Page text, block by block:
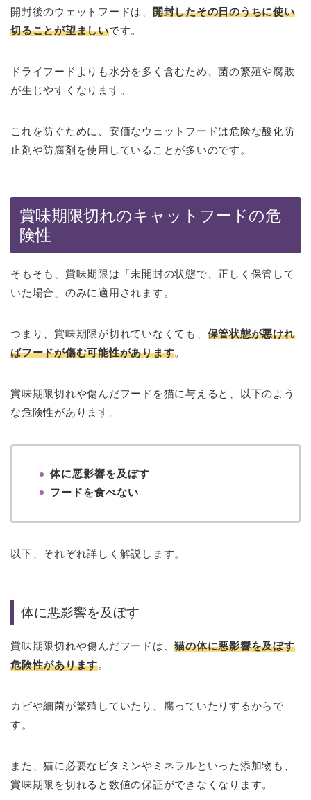
開封後のウェットフードは、 開封したその日のうちに使い
切ることが望ましいです。
ドライフードよりも水分を多く含むため、菌の繁殖や腐敗
が生じやすくなります。
これを防ぐために、安価なウェットフードは危険な酸化防
止剤や防腐剤を使用していることが多いのです。
賞味期限切れのキャットフードの危
険性
そもそも、賞味期限は「未開封の状態で、正しく保管して
いた場合」のみに適用されます。
つまり、賞味期限が切れていなくても、 保管状態が悪けれ
ばフードが傷む可能性があります。
賞味期限切れや傷んだフードを猫に与えると、以下のよう
な危険性があります。
体に悪影響を及ぼす
フードを食べない
以下、それぞれ詳しく解説します。
体に悪影響を及ぼす
賞味期限切れや傷んだフードは、猫の体に悪影響を及ぼす
危険性があります。
カビや細菌が繁殖していたり、腐っていたりするからで
す。
また、猫に必要なビタミンやミネラルといった添加物も、
賞味期限を切れると数値の保証ができなくなります。